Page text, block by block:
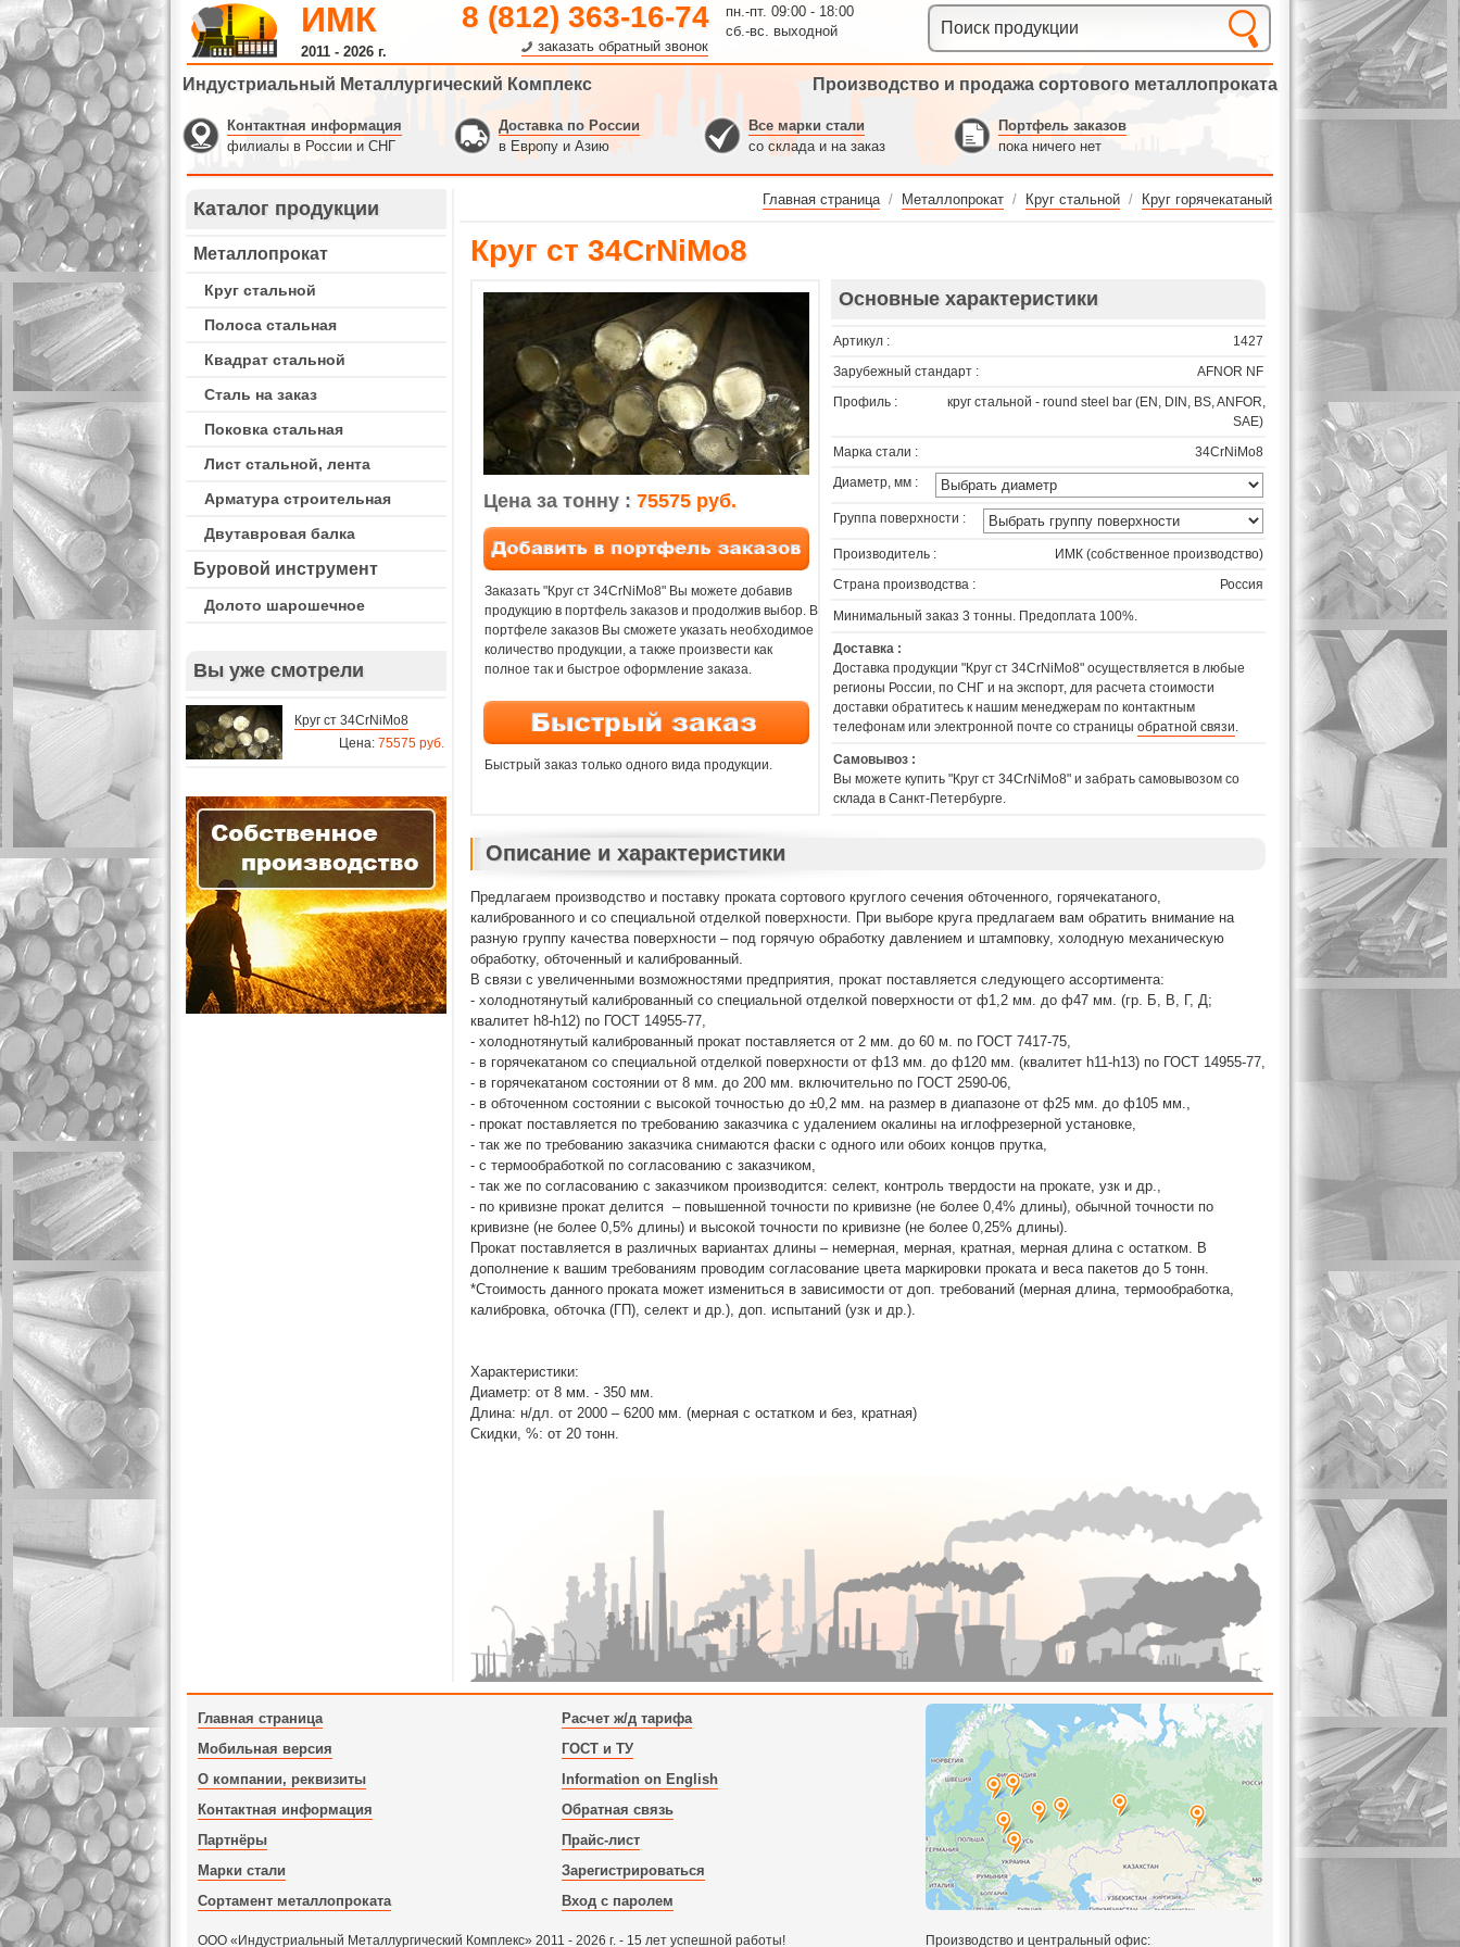
ИМК
2011 - 2026 г.
8 (812) 363-16-74
заказать обратный звонок
пн.-пт. 09:00 - 18:00
сб.-вс. выходной
Индустриальный Металлургический Комплекс Производство и продажа сортового металлопроката
Контактная информация
филиалы в России и СНГ
Доставка по России
в Европу и Азию
Все марки стали
со склада и на заказ
Портфель заказов
пока ничего нет
Каталог продукции
Металлопрокат
Круг стальной
Полоса стальная
Квадрат стальной
Сталь на заказ
Поковка стальная
Лист стальной, лента
Арматура строительная
Двутавровая балка
Буровой инструмент
Долото шарошечное
Вы уже смотрели
Круг ст 34CrNiMo8
Цена: 75575 руб.
Главная страница / Металлопрокат / Круг стальной / Круг горячекатаный
Круг ст 34CrNiMo8
Цена за тонну : 75575 руб.
Заказать "Круг ст 34CrNiMo8" Вы можете добавив
продукцию в портфель заказов и продолжив выбор. В
портфеле заказов Вы сможете указать необходимое
количество продукции, а также произвести как
полное так и быстрое оформление заказа.
Быстрый заказ только одного вида продукции.
Основные характеристики
Артикул :
1427
Зарубежный стандарт :
AFNOR NF
Профиль :
круг стальной - round steel bar (EN, DIN, BS, ANFOR,
SAE)
Марка стали :
34CrNiMo8
Диаметр, мм :
Группа поверхности :
Производитель :
ИМК (собственное производство)
Страна производства :
Россия
Минимальный заказ 3 тонны. Предоплата 100%.
Доставка :
Доставка продукции "Круг ст 34CrNiMo8" осуществляется в любые
регионы России, по СНГ и на экспорт, для расчета стоимости
доставки обратитесь к нашим менеджерам по контактным
телефонам или электронной почте со страницы обратной связи.
Самовывоз :
Вы можете купить "Круг ст 34CrNiMo8" и забрать самовывозом со
склада в Санкт-Петербурге.
Описание и характеристики
Предлагаем производство и поставку проката сортового круглого сечения обточенного, горячекатаного,
калиброванного и со специальной отделкой поверхности. При выборе круга предлагаем вам обратить внимание на
разную группу качества поверхности – под горячую обработку давлением и штамповку, холодную механическую
обработку, обточенный и калиброванный.
В связи с увеличенными возможностями предприятия, прокат поставляется следующего ассортимента:
- холоднотянутый калиброванный со специальной отделкой поверхности от ф1,2 мм. до ф47 мм. (гр. Б, В, Г, Д;
квалитет h8-h12) по ГОСТ 14955-77,
- холоднотянутый калиброванный прокат поставляется от 2 мм. до 60 м. по ГОСТ 7417-75,
- в горячекатаном со специальной отделкой поверхности от ф13 мм. до ф120 мм. (квалитет h11-h13) по ГОСТ 14955-77,
- в горячекатаном состоянии от 8 мм. до 200 мм. включительно по ГОСТ 2590-06,
- в обточенном состоянии с высокой точностью до ±0,2 мм. на размер в диапазоне от ф25 мм. до ф105 мм.,
- прокат поставляется по требованию заказчика с удалением окалины на иглофрезерной установке,
- так же по требованию заказчика снимаются фаски с одного или обоих концов прутка,
- с термообработкой по согласованию с заказчиком,
- так же по согласованию с заказчиком производится: селект, контроль твердости на прокате, узк и др.,
- по кривизне прокат делится – повышенной точности по кривизне (не более 0,4% длины), обычной точности по
кривизне (не более 0,5% длины) и высокой точности по кривизне (не более 0,25% длины).
Прокат поставляется в различных вариантах длины – немерная, мерная, кратная, мерная длина с остатком. В
дополнение к вашим требованиям проводим согласование цвета маркировки проката и веса пакетов до 5 тонн.
*Стоимость данного проката может измениться в зависимости от доп. требований (мерная длина, термообработка,
калибровка, обточка (ГП), селект и др.), доп. испытаний (узк и др.).
Характеристики:
Диаметр: от 8 мм. - 350 мм.
Длина: н/дл. от 2000 – 6200 мм. (мерная с остатком и без, кратная)
Скидки, %: от 20 тонн.
Главная страница
Мобильная версия
О компании, реквизиты
Контактная информация
Партнёры
Марки стали
Сортамент металлопроката
Расчет ж/д тарифа
ГОСТ и ТУ
Information on English
Обратная связь
Прайс-лист
Зарегистрироваться
Вход с паролем
ООО «Индустриальный Металлургический Комплекс» 2011 - 2026 г. - 15 лет успешной работы! Производство и центральный офис: